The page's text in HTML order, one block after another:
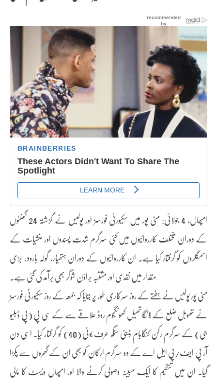
امپھال، 4 جولائی: منی پور میں سکیورٹی فورسز اور پولیس نے گزشتہ 24 گھنٹوں
کے دوران مختلف کارروائیوں میں کئی سرگرم شدت پسندوں اور منشیات کے
اسمگلروں کو گرفتار کیا ہے۔ ان کارروائیوں کے دوران ہتھیار، گولہ بارود، بڑی
مقدار میں نقدی اور مشتبہ براؤن شوگر بھی برآمد کی گئی ہے۔
منی پور پولیس نے ہفتے کے روز سرکاری طور پر بتایا کہ جمعہ کے روز سکیورٹی فورسز
نے تھوبل ضلع کے لانگاتھیل کھونگجوم روڈ علاقے سے کے سی پی (پی ڈبلیو
جی) کے سرگرم رکن کنگابام ڈینی سنگھ عرف بونی (40) کو گرفتار کیا۔ اسی دن
آر پی ایف/پی ایل اے کے دو سرگرم ارکان کو بھی ان کے گھروں سے پکڑا
گیا۔ ان میں تنظیم کا ایک مبینہ وصولی کرنے والا اور امپھال ویسٹ کا مالی